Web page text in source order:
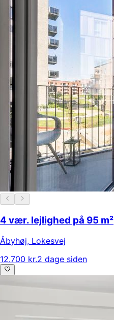
4 vær. lejlighed på 95 m²
Åbyhøj, Lokesvej
12.700 kr.2 dage siden